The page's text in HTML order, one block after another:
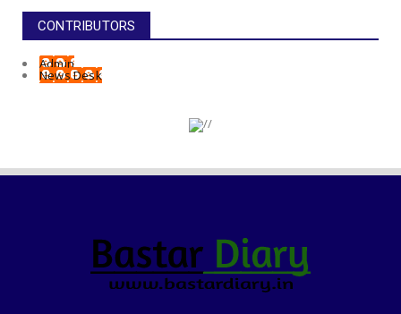
CONTRIBUTORS
Admin
News Desk